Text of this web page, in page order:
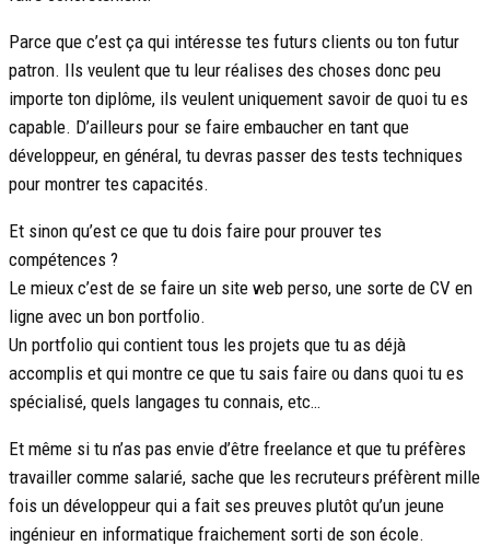
Parce que c’est ça qui intéresse tes futurs clients ou ton futur
patron. Ils veulent que tu leur réalises des choses donc peu
importe ton diplôme, ils veulent uniquement savoir de quoi tu es
capable. D’ailleurs pour se faire embaucher en tant que
développeur, en général, tu devras passer des tests techniques
pour montrer tes capacités.
Et sinon qu’est ce que tu dois faire pour prouver tes
compétences ?
Le mieux c’est de se faire un site web perso, une sorte de CV en
ligne avec un bon portfolio.
Un portfolio qui contient tous les projets que tu as déjà
accomplis et qui montre ce que tu sais faire ou dans quoi tu es
spécialisé, quels langages tu connais, etc…
Et même si tu n’as pas envie d’être freelance et que tu préfères
travailler comme salarié, sache que les recruteurs préfèrent mille
fois un développeur qui a fait ses preuves plutôt qu’un jeune
ingénieur en informatique fraichement sorti de son école.